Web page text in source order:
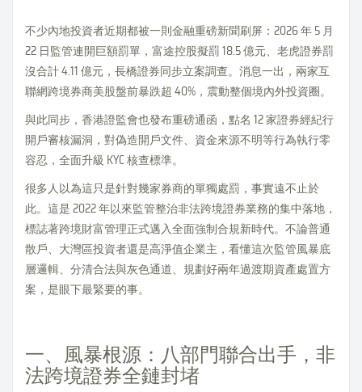
不少內地投資者近期都被一則金融重磅新聞刷屏：2026 年 5 月
22 日監管連開巨額罰單，富途控股擬罰 18.5 億元、老虎證券罰
沒合計 4.11 億元，長橋證券同步立案調查。消息一出，兩家互
聯網跨境券商美股盤前暴跌超 40%，震動整個境內外投資圈。
與此同步，香港證監會也發布重磅通函，點名 12 家證券經紀行
開戶審核漏洞，對偽造開戶文件、資金來源不明等行為執行零
容忍，全面升級 KYC 核查標準。
很多人以為這只是針對幾家券商的單獨處罰，事實遠不止於
此。這是 2022 年以來監管整治非法跨境證券業務的集中落地，
標誌著跨境財富管理正式邁入全面強制合規新時代。不論普通
散戶、大灣區投資者還是高淨值企業主，看懂這次監管風暴底
層邏輯、分清合法與灰色通道、規劃好兩年過渡期資產處置方
案，是眼下最緊要的事。
一、風暴根源：八部門聯合出手，非
法跨境證券全鏈封堵